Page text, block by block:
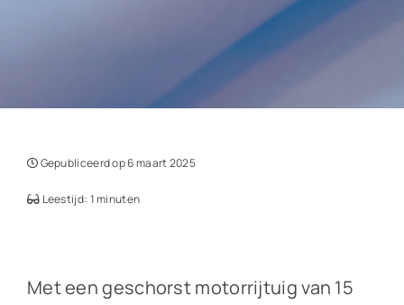
Gepubliceerd op 6 maart 2025
Leestijd: 1 minuten
Met een geschorst motorrijtuig van 15